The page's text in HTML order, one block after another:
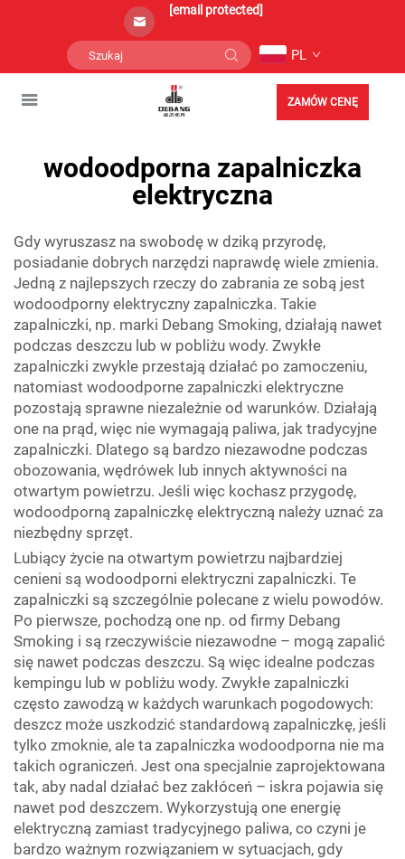
[email protected]
PL
ZAMÓW CENĘ
wodoodporna zapalniczka
elektryczna
Gdy wyruszasz na swobodę w dziką przyrodę,
posiadanie dobrych narzędzi naprawdę wiele zmienia.
Jedną z najlepszych rzeczy do zabrania ze sobą jest
wodoodporny elektryczny zapalniczka. Takie
zapalniczki, np. marki Debang Smoking, działają nawet
podczas deszczu lub w pobliżu wody. Zwykłe
zapalniczki zwykle przestają działać po zamoczeniu,
natomiast wodoodporne zapalniczki elektryczne
pozostają sprawne niezależnie od warunków. Działają
one na prąd, więc nie wymagają paliwa, jak tradycyjne
zapalniczki. Dlatego są bardzo niezawodne podczas
obozowania, wędrówek lub innych aktywności na
otwartym powietrzu. Jeśli więc kochasz przygodę,
wodoodporną zapalniczkę elektryczną należy uznać za
niezbędny sprzęt.
Lubiący życie na otwartym powietrzu najbardziej
cenieni są wodoodporni elektryczni zapalniczki. Te
zapalniczki są szczególnie polecane z wielu powodów.
Po pierwsze, pochodzą one np. od firmy Debang
Smoking i są rzeczywiście niezawodne – mogą zapalić
się nawet podczas deszczu. Są więc idealne podczas
kempingu lub w pobliżu wody. Zwykłe zapalniczki
często zawodzą w każdych warunkach pogodowych:
deszcz może uszkodzić standardową zapalniczkę, jeśli
tylko zmoknie, ale ta zapalniczka wodoodporna nie ma
takich ograniczeń. Jest ona specjalnie zaprojektowana
tak, aby nadal działać bez zakłóceń – iskra pojawia się
nawet pod deszczem. Wykorzystują one energię
elektryczną zamiast tradycyjnego paliwa, co czyni je
bardzo ważnym rozwiązaniem w sytuacjach, gdy